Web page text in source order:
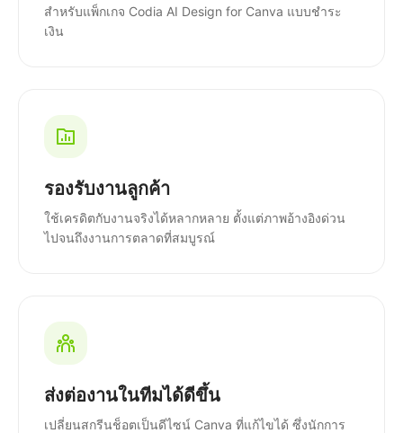
สำหรับแพ็กเกจ Codia AI Design for Canva แบบชำระ
เงิน
รองรับงานลูกค้า
ใช้เครดิตกับงานจริงได้หลากหลาย ตั้งแต่ภาพอ้างอิงด่วน
ไปจนถึงงานการตลาดที่สมบูรณ์
ส่งต่องานในทีมได้ดีขึ้น
เปลี่ยนสกรีนช็อตเป็นดีไซน์ Canva ที่แก้ไขได้ ซึ่งนักการ